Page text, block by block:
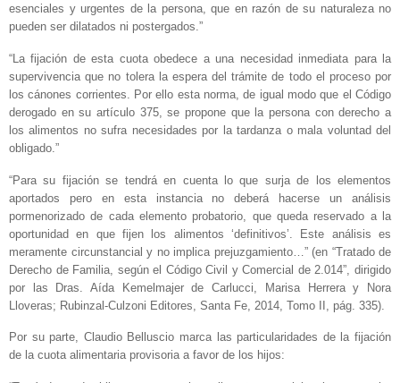
esenciales y urgentes de la persona, que en razón de su naturaleza no
pueden ser dilatados ni postergados.”
“La fijación de esta cuota obedece a una necesidad inmediata para la
supervivencia que no tolera la espera del trámite de todo el proceso por
los cánones corrientes. Por ello esta norma, de igual modo que el Código
derogado en su artículo 375, se propone que la persona con derecho a
los alimentos no sufra necesidades por la tardanza o mala voluntad del
obligado.”
“Para su fijación se tendrá en cuenta lo que surja de los elementos
aportados pero en esta instancia no deberá hacerse un análisis
pormenorizado de cada elemento probatorio, que queda reservado a la
oportunidad en que fijen los alimentos ‘definitivos’. Este análisis es
meramente circunstancial y no implica prejuzgamiento…” (en “Tratado de
Derecho de Familia, según el Código Civil y Comercial de 2.014”, dirigido
por las Dras. Aída Kemelmajer de Carlucci, Marisa Herrera y Nora
Lloveras; Rubinzal-Culzoni Editores, Santa Fe, 2014, Tomo II, pág. 335).
Por su parte, Claudio Belluscio marca las particularidades de la fijación
de la cuota alimentaria provisoria a favor de los hijos: